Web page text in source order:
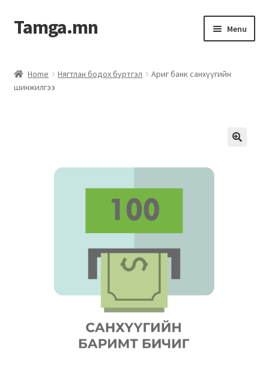
Tamga.mn Menu
ХАБЭА-н багц
Компанийн удирдлагын бичиг баримт
Нягтлан бодох бүртгэл
Санхүүгийн анхан шатны баримтуудын загвар
Home Нягтлан бодох бүртгэл
Ариг банк санхүүгийн
шинжилгээ